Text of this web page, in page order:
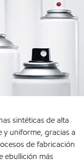
sintéticas de alta
y uniforme, gracias a
de fabricación
ebullición más